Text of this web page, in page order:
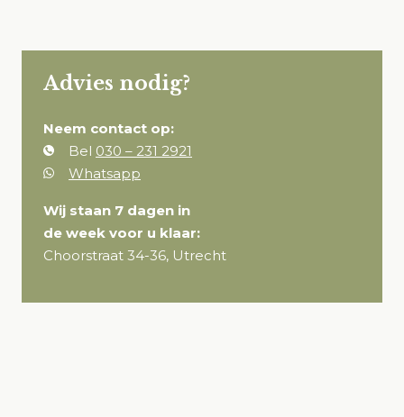
Advies nodig?
Neem contact op:
Bel 030 – 231 2921
Whatsapp
Wij staan 7 dagen in
de week voor u klaar:
Choorstraat 34-36, Utrecht